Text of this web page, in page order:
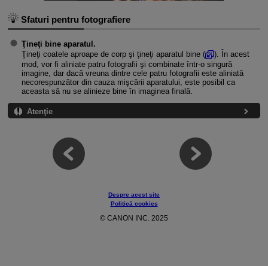
Sfaturi pentru fotografiere
Ţineţi bine aparatul.
Ţineţi coatele aproape de corp şi ţineţi aparatul bine (
). În acest
mod, vor fi aliniate patru fotografii şi combinate într-o singură
imagine, dar dacă vreuna dintre cele patru fotografii este aliniată
necorespunzător din cauza mişcării aparatului, este posibil ca
aceasta să nu se alinieze bine în imaginea finală.
Atenţie
Despre acest site
Politică cookies
© CANON INC. 2025